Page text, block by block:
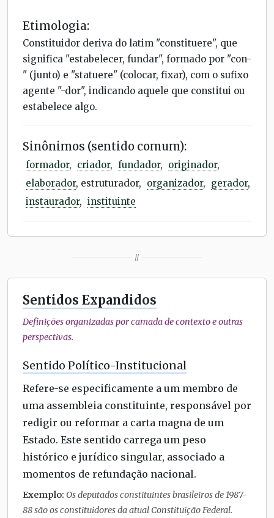
Etimologia:
Constituidor deriva do latim "constituere", que
significa "estabelecer, fundar", formado por "con-
" (junto) e "statuere" (colocar, fixar), com o sufixo
agente "-dor", indicando aquele que constitui ou
estabelece algo.
Sinônimos (sentido comum):
formador, criador, fundador, originador,
elaborador, estruturador, organizador, gerador,
instaurador, instituinte
//
Sentidos Expandidos
Definições organizadas por camada de contexto e outras
perspectivas.
Sentido Político-Institucional
Refere-se especificamente a um membro de
uma assembleia constituinte, responsável por
redigir ou reformar a carta magna de um
Estado. Este sentido carrega um peso
histórico e jurídico singular, associado a
momentos de refundação nacional.
Exemplo: Os deputados constituintes brasileiros de 1987-
88 são os constituidores da atual Constituição Federal.